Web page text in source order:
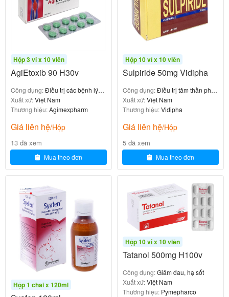
Hộp 3 vỉ x 10 viên
AgiEtoxib 90 H30v
Công dụng:Điều trị các bệnh lý
viêm khớp
Xuất xứ:Việt Nam
Thương hiệu:Agimexpharm
Giá liên hệ/Hộp
13 đã xem
Mua theo đơn
Hộp 10 vỉ x 10 viên
Sulpiride 50mg Vidipha
Công dụng:Điều trị tâm thần phân
liệt
Xuất xứ:Việt Nam
Thương hiệu:Vidipha
Giá liên hệ/Hộp
5 đã xem
Mua theo đơn
Hộp 1 chai x 120ml
Hộp 10 vỉ x 10 viên
Tatanol 500mg H100v
Công dụng:Giảm đau, hạ sốt
Xuất xứ:Việt Nam
Thương hiệu: Pymepharco